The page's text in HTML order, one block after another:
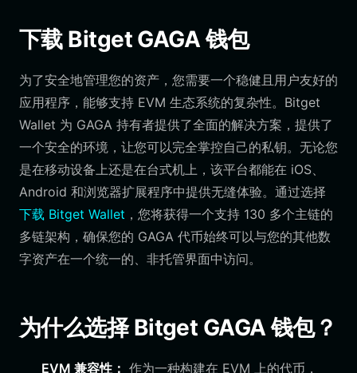
下载 Bitget GAGA 钱包
为了安全地管理您的资产，您需要一个稳健且用户友好的
应用程序，能够支持 EVM 生态系统的复杂性。Bitget
Wallet 为 GAGA 持有者提供了全面的解决方案，提供了
一个安全的环境，让您可以完全掌控自己的私钥。无论您
是在移动设备上还是在台式机上，该平台都能在 iOS、
Android 和浏览器扩展程序中提供无缝体验。通过选择
下载 Bitget Wallet ，您将获得一个支持 130 多个主链的
多链架构，确保您的 GAGA 代币始终可以与您的其他数
字资产在一个统一的、非托管界面中访问。
为什么选择 Bitget GAGA 钱包？
EVM 兼容性： 作为一种构建在 EVM 上的代币，